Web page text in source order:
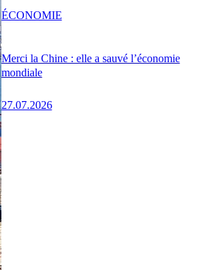
Merci la Chine : elle a sauvé l’économie
mondiale
27.07.2026
ÉCONOMIE